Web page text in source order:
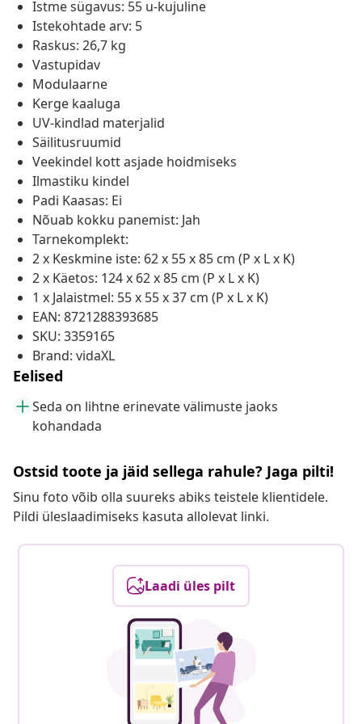
Istme sügavus: 55 u-kujuline
Istekohtade arv: 5
Raskus: 26,7 kg
Vastupidav
Modulaarne
Kerge kaaluga
UV-kindlad materjalid
Säilitusruumid
Veekindel kott asjade hoidmiseks
Ilmastiku kindel
Padi Kaasas: Ei
Nõuab kokku panemist: Jah
Tarnekomplekt:
2 x Keskmine iste: 62 x 55 x 85 cm (P x L x K)
2 x Käetos: 124 x 62 x 85 cm (P x L x K)
1 x Jalaistmel: 55 x 55 x 37 cm (P x L x K)
EAN: 8721288393685
SKU: 3359165
Brand: vidaXL
Eelised
Seda on lihtne erinevate välimuste jaoks
kohandada
Ostsid toote ja jäid sellega rahule? Jaga pilti!
Sinu foto võib olla suureks abiks teistele klientidele.
Pildi üleslaadimiseks kasuta allolevat linki.
Laadi üles pilt